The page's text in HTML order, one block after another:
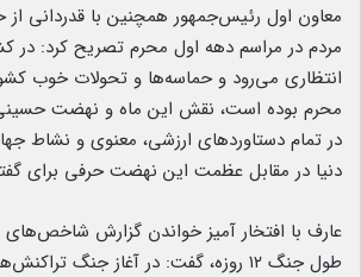
معاون اول رئیس‌جمهور همچنین با قدردانی
مردم در مراسم‌ دهه اول محرم تصریح کرد: در
انتظاری می‌رود و حماسه‌ها و تحولات خوب
محرم بوده است، نقش این ماه و نهضت حسینی
در تمام دستاوردهای ارزشی، معنوی و نشاط
دنیا در مقابل عظمت این نهضت حرفی برای
عارف با افتخار آمیز خواندن گزارش‌